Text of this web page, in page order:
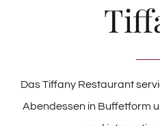
Das Tiffany Restaurant
Abendessen in Buffetform